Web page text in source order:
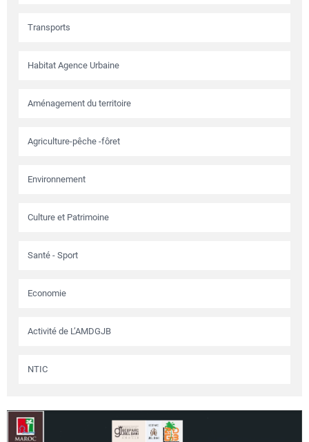
Transports
Habitat Agence Urbaine
Aménagement du territoire
Agriculture-pêche -fôret
Environnement
Culture et Patrimoine
Santé - Sport
Economie
Activité de L’AMDGJB
NTIC